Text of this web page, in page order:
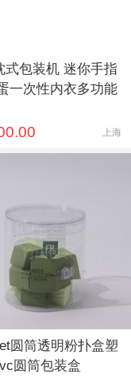
式包装机 迷你手指
一次性内衣多功能
上海
圆筒透明粉扑盒塑
圆筒包装盒